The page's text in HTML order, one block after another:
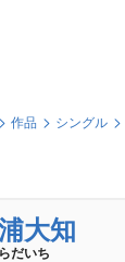
作品 シングル
大知
だいち